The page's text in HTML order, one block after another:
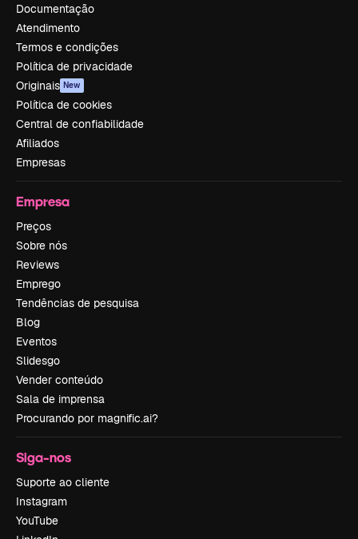
Documentação
Atendimento
Termos e condições
Política de privacidade
Originais New
Política de cookies
Central de confiabilidade
Afiliados
Empresas
Empresa
Preços
Sobre nós
Reviews
Emprego
Tendências de pesquisa
Blog
Eventos
Slidesgo
Vender conteúdo
Sala de imprensa
Procurando por magnific.ai?
Siga-nos
Suporte ao cliente
Instagram
YouTube